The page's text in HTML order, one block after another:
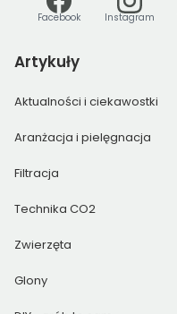
Facebook Instagram
Artykuły
Aktualności i ciekawostki
Aranżacja i pielęgnacja
Filtracja
Technika CO2
Zwierzęta
Glony